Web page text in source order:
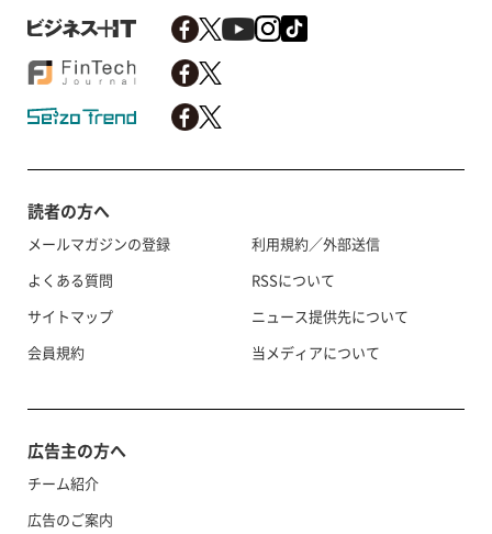
読者の方へ
メールマガジンの登録
よくある質問
サイトマップ
会員規約
利用規約／外部送信
RSSについて
ニュース提供先について
当メディアについて
広告主の方へ
チーム紹介
広告のご案内